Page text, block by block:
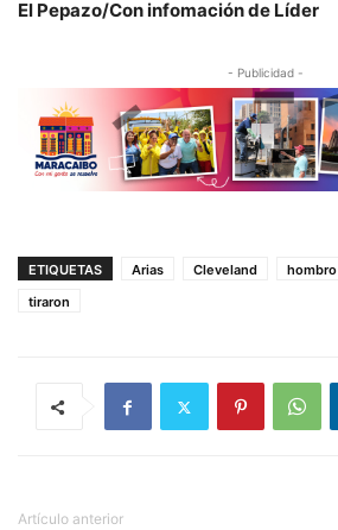
El Pepazo/Con infomación de Líder
- Publicidad -
ETIQUETAS Arias Cleveland hombro
tiraron
Artículo anterior